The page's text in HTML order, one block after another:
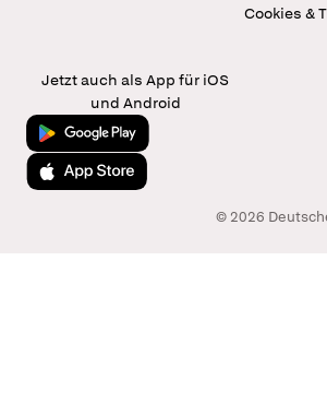
Cookies &
Jetzt auch als App für iOS
und Android
Jetzt bei Google Play
Laden im App Store
© 2026